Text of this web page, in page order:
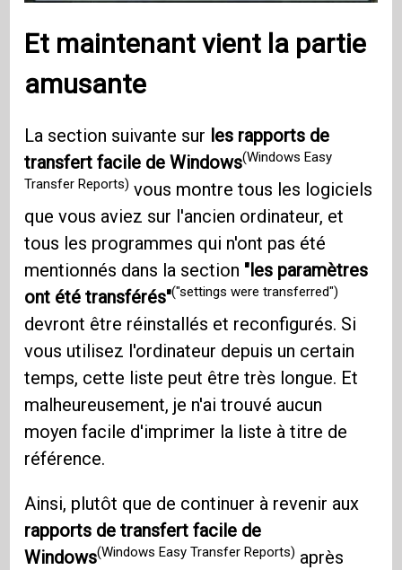
Et maintenant vient la partie
amusante
La section suivante sur les rapports de
transfert facile de Windows(Windows Easy
Transfer Reports) vous montre tous les logiciels
que vous aviez sur l'ancien ordinateur, et
tous les programmes qui n'ont pas été
mentionnés dans la section "les paramètres
ont été transférés"("settings were transferred")
devront être réinstallés et reconfigurés. Si
vous utilisez l'ordinateur depuis un certain
temps, cette liste peut être très longue. Et
malheureusement, je n'ai trouvé aucun
moyen facile d'imprimer la liste à titre de
référence.
Ainsi, plutôt que de continuer à revenir aux
rapports de transfert facile de
Windows(Windows Easy Transfer Reports) après